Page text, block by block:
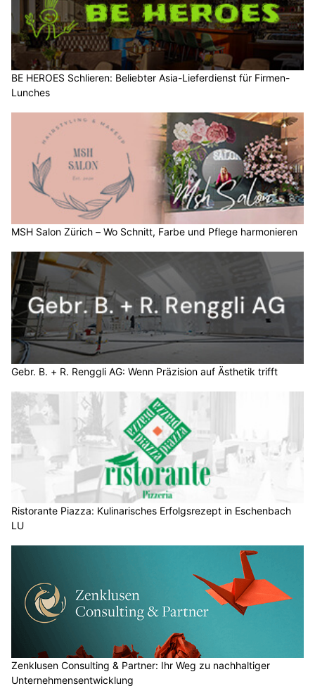
BE HEROES Schlieren: Beliebter Asia-Lieferdienst für Firmen-
Lunches
MSH Salon Zürich – Wo Schnitt, Farbe und Pflege harmonieren
Gebr. B. + R. Renggli AG: Wenn Präzision auf Ästhetik trifft
Ristorante Piazza: Kulinarisches Erfolgsrezept in Eschenbach
LU
Zenklusen Consulting & Partner: Ihr Weg zu nachhaltiger
Unternehmensentwicklung